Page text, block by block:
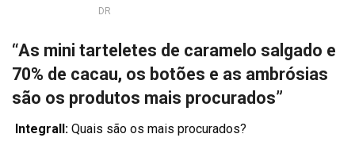
DR
“As mini tarteletes de caramelo salgado e
70% de cacau, os botões e as ambrósias
são os produtos mais procurados”
Integrall: Quais são os mais procurados?